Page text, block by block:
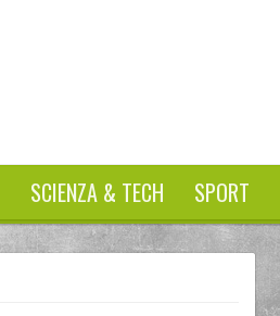
SCIENZA & TECH SPORT